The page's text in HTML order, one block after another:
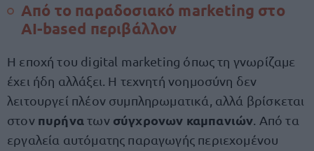
Από το παραδοσιακό marketing στο
AI-based περιβάλλον
Η εποχή του digital marketing όπως τη γνωρίζαμε
έχει ήδη αλλάξει. Η τεχνητή νοημοσύνη δεν
λειτουργεί πλέον συμπληρωματικά, αλλά βρίσκεται
στον πυρήνατων σύγχρονων καμπανιών . Από τα
εργαλεία αυτόματης παραγωγής περιεχομένου